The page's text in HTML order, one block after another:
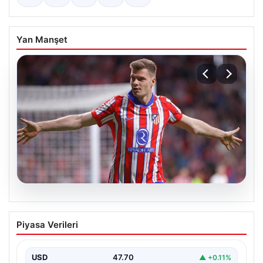
Yan Manşet
05.08.2026
Sörloth Transfer Yarışında Fenerbahçe
ve Beşiktaş Mücadelesi
sahne olurken, Süper Lig’in iki büyük devi,…
Piyasa Verileri
USD 47.70 ▲ +0.11%